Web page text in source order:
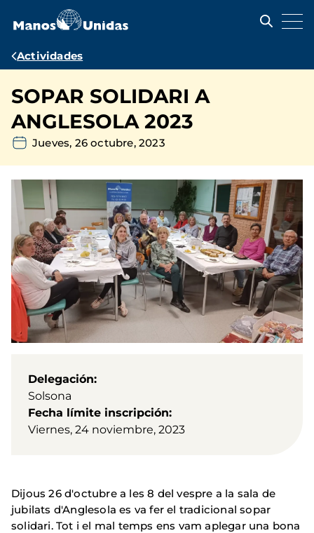
contenido
Ruta
navegación
Actividades
SOPAR SOLIDARI A
ANGLESOLA 2023
Jueves, 26 octubre, 2023
Delegación
Solsona
Fecha límite inscripción
Viernes, 24 noviembre, 2023
Dijous 26 d'octubre a les 8 del vespre a la sala de
jubilats d'Anglesola es va fer el tradicional sopar
solidari. Tot i el mal temps ens vam aplegar una bona